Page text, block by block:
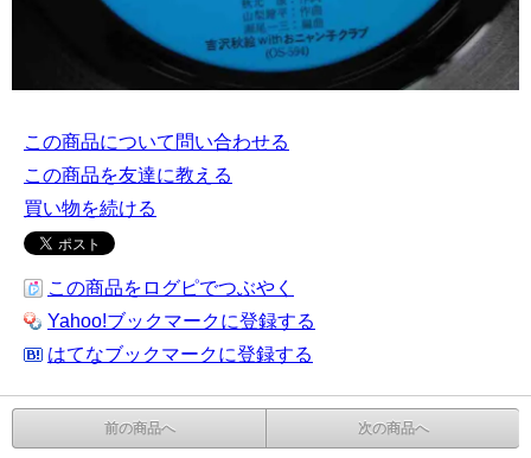
この商品について問い合わせる
この商品を友達に教える
買い物を続ける
この商品をログピでつぶやく
Yahoo!ブックマークに登録する
はてなブックマークに登録する
前の商品へ 次の商品へ